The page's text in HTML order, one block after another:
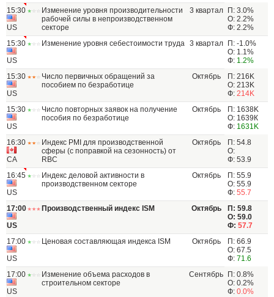
15:30
US
Изменение уровня производительности
рабочей силы в непроизводственном
секторе
3 квартал
П: 3.0%
О: 2.2%
Ф: 2.2%
15:30
US
Изменение уровня себестоимости труда 3 квартал
П: -1.0%
О: 1.1%
Ф: 1.2%
15:30
US
Число первичных обращений за
пособием по безработице
Октябрь
П: 216K
О: 213K
Ф: 214K
15:30
US
Число повторных заявок на получение
пособия по безработице
Октябрь
П: 1638K
О: 1639К
Ф: 1631K
16:30
CA
Индекс PMI для производственной
сферы (с поправкой на сезонность) от
RBC
Октябрь
П: 54.8
О:
Ф: 53.9
16:45
US
Индекс деловой активности в
производственном секторе
Октябрь
П: 55.9
О: 55.9
Ф: 55.7
17:00
US
Производственный индекс ISM Октябрь
П: 59.8
О: 59.0
Ф: 57.7
17:00
US
Ценовая составляющая индекса ISM Октябрь
П: 66.9
О: 67.5
Ф: 71.6
17:00
US
Изменение объема расходов в
строительном секторе
Сентябрь
П: 0.8%
О: 0.2%
Ф: 0.0%